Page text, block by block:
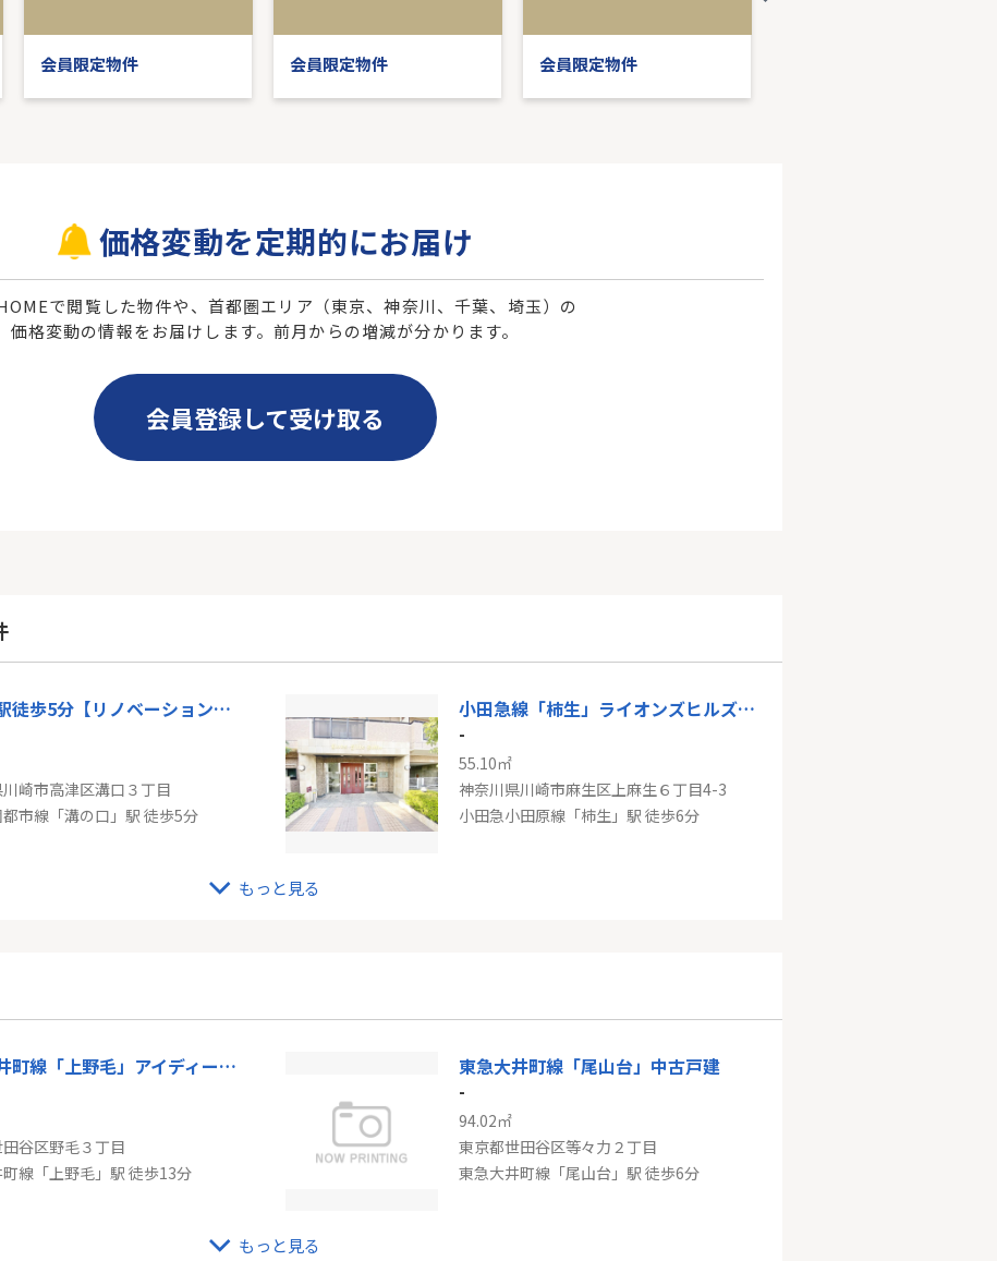
会員限定物件 会員限定物件 会員限定物件
価格変動を定期的にお届け
で閲覧した物件や、首都圏エリア（東京、神奈川、千葉、埼玉）の
価格変動の情報をお届けします。前月からの増減が分かります。
会員登録して受け取る
溝の口駅徒歩5分【リノベーション済・角住戸】アーバンコート溝の口
崎市高津区溝口３丁目
市線「溝の口」駅 徒歩5分
小田急線「柿生」ライオンズヒルズ柿生
-
55.10㎡
神奈川県川崎市麻生区上麻生６丁目4-3
小田急小田原線「柿生」駅 徒歩6分
崎市幸区中幸町３丁目
「川崎」駅 徒歩6分
もっと見る
東急大井町線「上野毛」アイディーコート二子玉川
谷区野毛３丁目
線「上野毛」駅 徒歩13分
東急大井町線「尾山台」中古戸建
-
94.02㎡
東京都世田谷区等々力２丁目
東急大井町線「尾山台」駅 徒歩6分
東急世田谷線「宮の坂」セザール豪徳寺 もっと見る